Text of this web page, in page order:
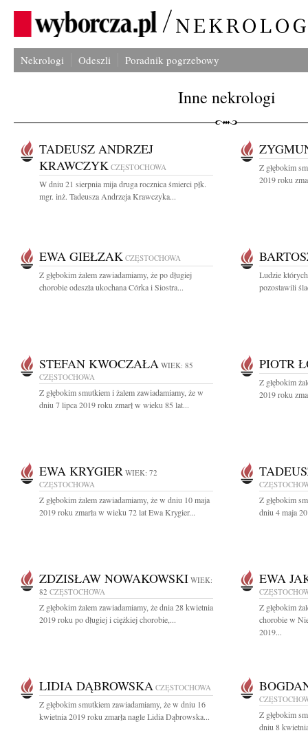
Nekrologi Odeszli Poradnik pogrzebowy
Inne nekrologi
TADEUSZ ANDRZEJ
KRAWCZYK CZĘSTOCHOWA
W dniu 21 sierpnia mija druga rocznica śmierci płk.
mgr. inż. Tadeusza Andrzeja Krawczyka...
Z głębokim
2019 roku
EWA GIEŁZAK CZĘSTOCHOWA
Z głębokim żalem zawiadamiamy, że po długiej
chorobie odeszła ukochana Córka i Siostra...
Ludzie
pozostawili
STEFAN KWOCZAŁA WIEK: 85
CZĘSTOCHOWA
Z głębokim smutkiem i żalem zawiadamiamy, że w
dniu 7 lipca 2019 roku zmarł w wieku 85 lat...
PIOTR
Z głębokim
2019 roku
EWA KRYGIER WIEK: 72
CZĘSTOCHOWA
Z głębokim żalem zawiadamiamy, że w dniu 10 maja
2019 roku zmarła w wieku 72 lat Ewa Krygier...
Z głębokim
dniu 4 maja
ZDZISŁAW NOWAKOWSKI WIEK:
82 CZĘSTOCHOWA
Z głębokim żalem zawiadamiamy, że dnia 28 kwietnia
2019 roku po długiej i ciężkiej chorobie,...
EWA
Z głębokim
chorobie w
2019...
LIDIA DĄBROWSKA CZĘSTOCHOWA
Z głębokim smutkiem zawiadamiamy, że w dniu 16
kwietnia 2019 roku zmarła nagle Lidia Dąbrowska...
Z głębokim
dniu 8